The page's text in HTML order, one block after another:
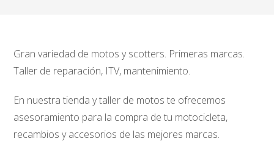
Gran variedad de motos y scotters. Primeras marcas.
Taller de reparación, ITV, mantenimiento.
En nuestra tienda y taller de motos te ofrecemos
asesoramiento para la compra de tu motocicleta,
recambios y accesorios de las mejores marcas.